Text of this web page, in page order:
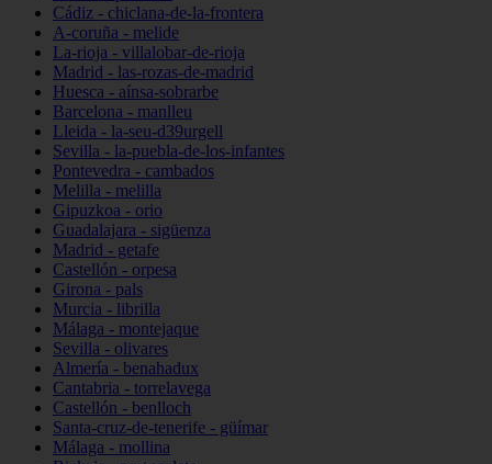
Cádiz - chiclana-de-la-frontera
A-coruña - melide
La-rioja - villalobar-de-rioja
Madrid - las-rozas-de-madrid
Huesca - aínsa-sobrarbe
Barcelona - manlleu
Lleida - la-seu-d39urgell
Sevilla - la-puebla-de-los-infantes
Pontevedra - cambados
Melilla - melilla
Gipuzkoa - orio
Guadalajara - sigüenza
Madrid - getafe
Castellón - orpesa
Girona - pals
Murcia - librilla
Málaga - montejaque
Sevilla - olivares
Almería - benahadux
Cantabria - torrelavega
Castellón - benlloch
Santa-cruz-de-tenerife - güímar
Málaga - mollina